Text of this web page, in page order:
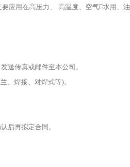
应用在高压力、 高温度、空气水用、油
送传真或邮件至本公司。
、焊接、对焊式等)。
后再拟定合同。